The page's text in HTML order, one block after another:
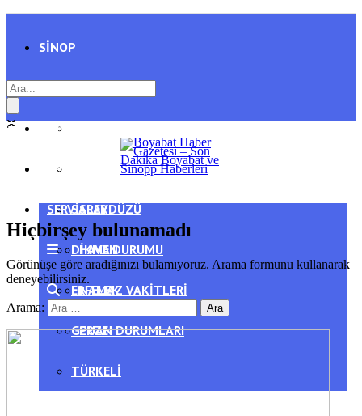
SINOP
AYANCIK
SARAYDÜZÜ
DIKMEN
ERFELEK
GERZE
TÜRKELI
GENEL
SPOR
SERVISLER
HAVA DURUMU
NAMAZ VAKITLERI
PUAN DURUMLARI
Hiçbirşey bulunamadı
Görünüşe göre aradığınızı bulamıyoruz. Arama formunu kullanarak
deneyebilirsiniz.
Arama: